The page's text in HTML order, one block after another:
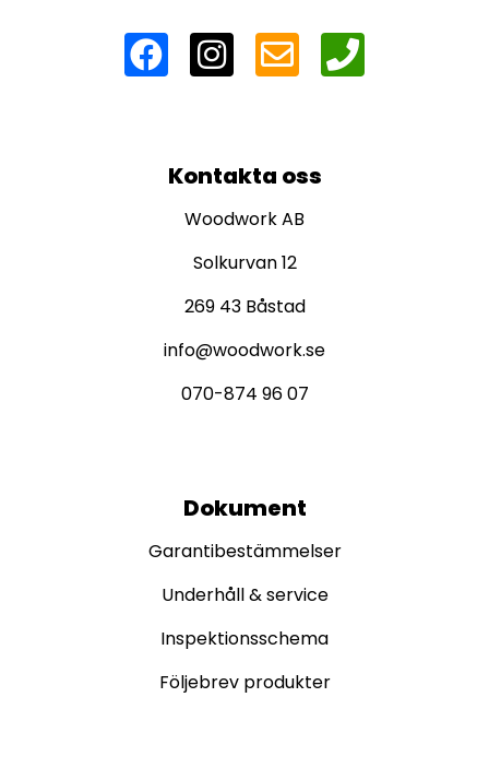
Kontakta oss
Woodwork AB
Solkurvan 12
269 43 Båstad
info@woodwork.se
070-874 96 07
Dokument
Garantibestämmelser
Underhåll & service
Inspektionsschema
Följebrev produkter